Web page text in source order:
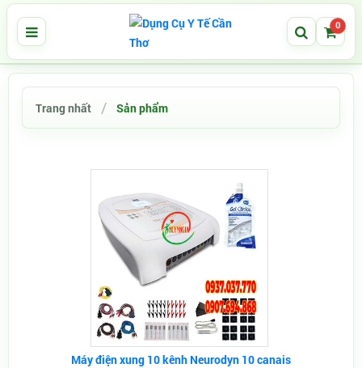
0
Trang nhất Sản phẩm
Máy điện xung 10 kênh Neurodyn 10 canais